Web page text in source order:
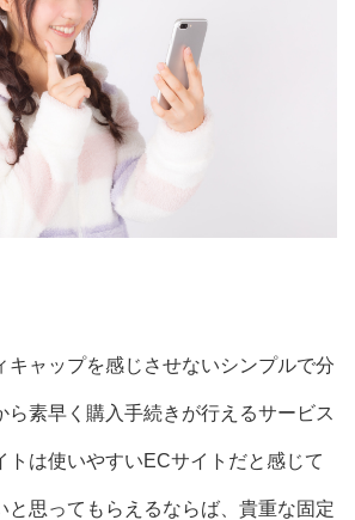
キャップを感じさせないシンプルで分
ら素早く購入手続きが行えるサービス
トは使いやすいECサイトだと感じて
と思ってもらえるならば、貴重な固定